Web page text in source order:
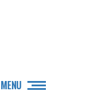
MENU